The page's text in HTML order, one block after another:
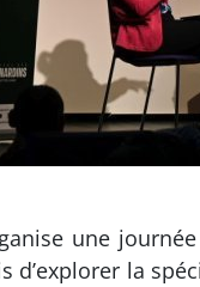
une
d’explorer la